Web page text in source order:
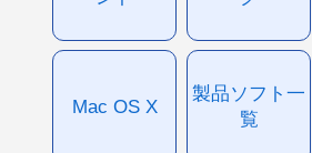
Mac OS X
製品ソフト一
覧